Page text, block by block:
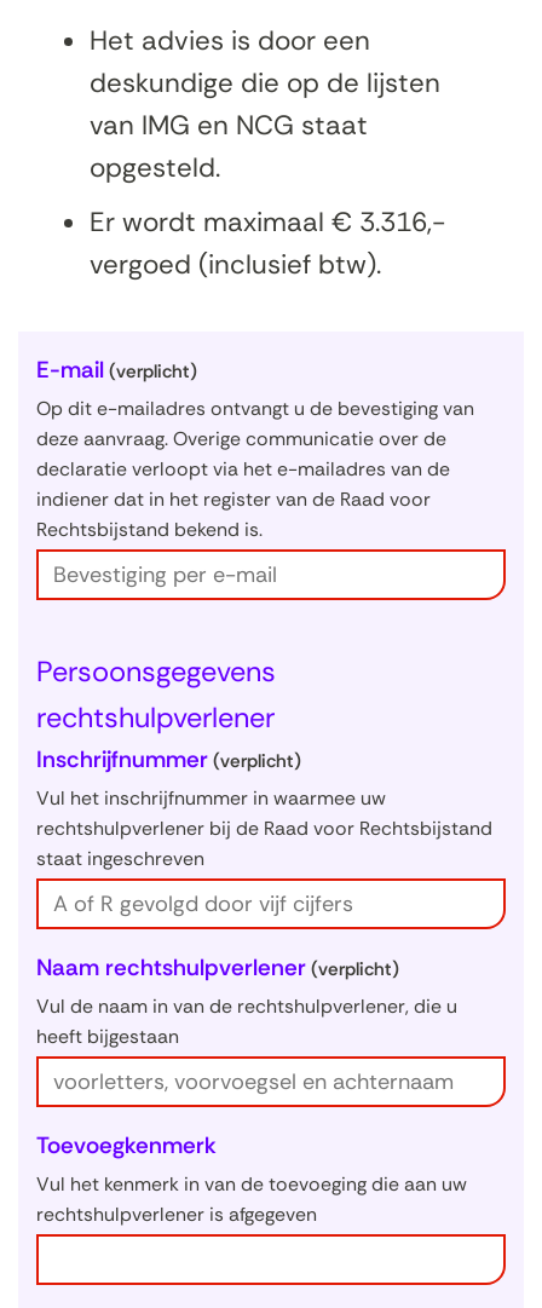
Het advies is door een
deskundige die op de lijsten
van IMG en NCG staat
opgesteld.
Er wordt maximaal € 3.316,-
vergoed (inclusief btw).
U
w
g
e
g
e
s
E-mail (verplicht)
Op dit e-mailadres ontvangt u de bevestiging van
deze aanvraag. Overige communicatie over de
declaratie verloopt via het e-mailadres van de
indiener dat in het register van de Raad voor
Rechtsbijstand bekend is.
Persoonsgegevens
rechtshulpverlener
Inschrijfnummer (verplicht)
Vul het inschrijfnummer in waarmee uw
rechtshulpverlener bij de Raad voor Rechtsbijstand
staat ingeschreven
Naam rechtshulpverlener (verplicht)
Vul de naam in van de rechtshulpverlener, die u
heeft bijgestaan
Toevoegkenmerk
Vul het kenmerk in van de toevoeging die aan uw
rechtshulpverlener is afgegeven